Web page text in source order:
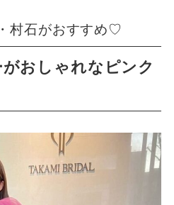
村石がおすすめ♡
おしゃれなピンク